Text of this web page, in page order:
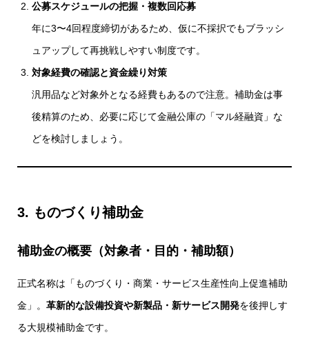
公募スケジュールの把握・複数回応募
年に3〜4回程度締切があるため、仮に不採択でもブラッシ
ュアップして再挑戦しやすい制度です。
対象経費の確認と資金繰り対策
汎用品など対象外となる経費もあるので注意。補助金は事
後精算のため、必要に応じて金融公庫の「マル経融資」な
どを検討しましょう。
3. ものづくり補助金
補助金の概要（対象者・目的・補助額）
正式名称は「ものづくり・商業・サービス生産性向上促進補助
金」。 革新的な設備投資や新製品・新サービス開発を後押しす
る大規模補助金です。